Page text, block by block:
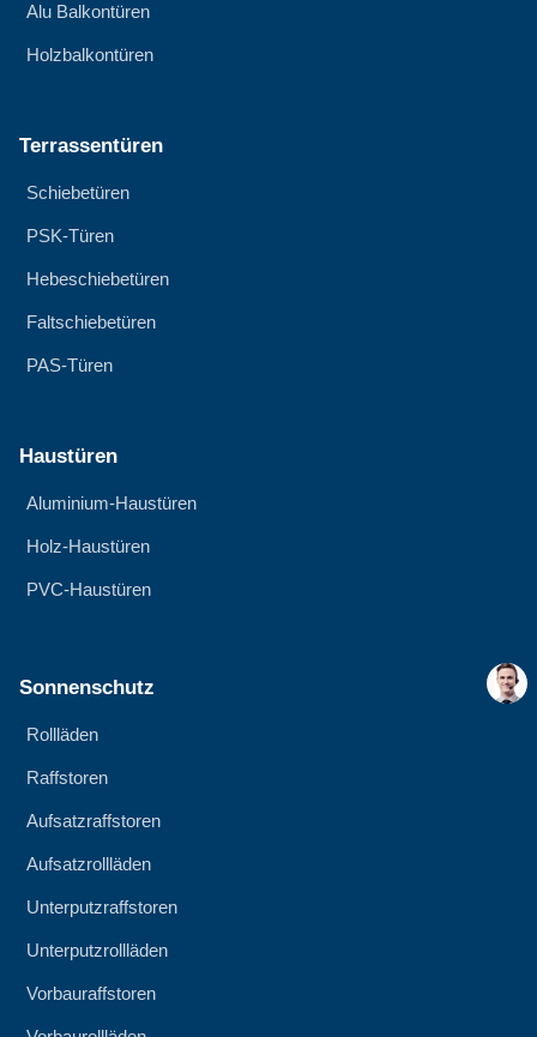
Alu Balkontüren
Holzbalkontüren
Terrassentüren
Schiebetüren
PSK-Türen
Hebeschiebetüren
Faltschiebetüren
PAS-Türen
Haustüren
Aluminium-Haustüren
Holz-Haustüren
PVC-Haustüren
Sonnenschutz
Rollläden
Raffstoren
Aufsatzraffstoren
Aufsatzrollläden
Unterputzraffstoren
Unterputzrollläden
Vorbauraffstoren